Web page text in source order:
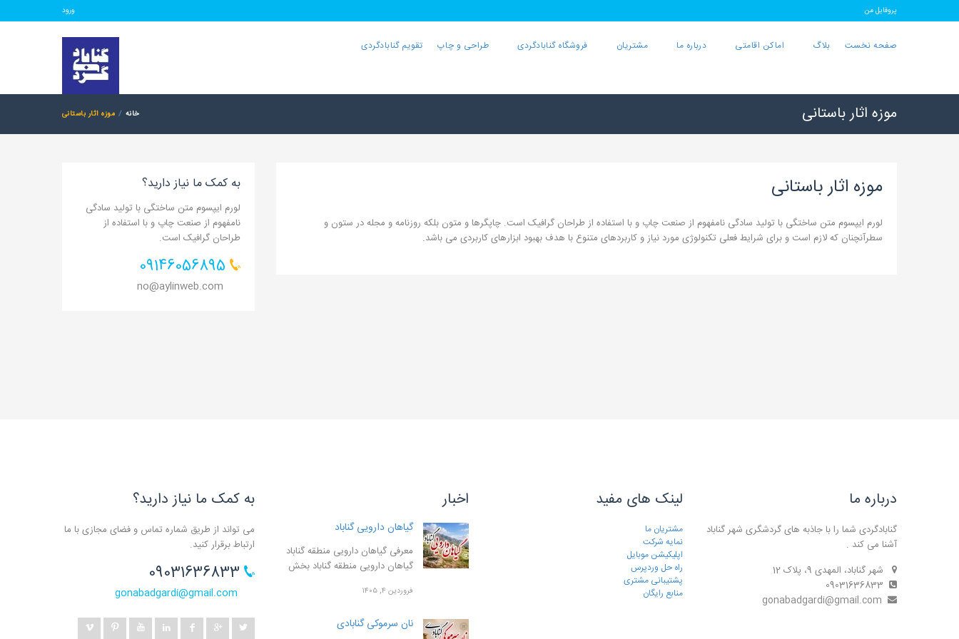
پروفایل من ورود
صفحه نخست بلاگ اماکن اقامتی درباره ما مشتریان فروشگاه گنابادگردی طراحی و چاپ تقویم گنابادگردی
موزه اثار باستانی خانه موزه اثار باستانی
موزه اثار باستانی
لورم ایپسوم متن ساختگی با تولید سادگی نامفهوم از صنعت چاپ و با استفاده از طراحان گرافیک است. چاپگرها و متون بلکه روزنامه و مجله در ستون و
سطرآنچنان که لازم است و برای شرایط فعلی تکنولوژی مورد نیاز و کاربردهای متنوع با هدف بهبود ابزارهای کاربردی می باشد.
به کمک ما نیاز دارید؟
لورم ایپسوم متن ساختگی با تولید سادگی
نامفهوم از صنعت چاپ و با استفاده از
طراحان گرافیک است.
no@aylinweb.com
درباره ما
گنابادگردی شما را با جاذبه های گردشگری شهر گناباد
آشنا می کند .
شهر گناباد، المهدی 9، پلاک 12
لینک های مفید
مشتریان ما
نمایه شرکت
اپلیکیشن موبایل
راه حل وردپرس
پشتیبانی مشتری
منابع رایگان
اخبار
گیاهان دارویی گناباد
معرفی گیاهان دارویی منطقه گناباد
گیاهان دارویی منطقه گناباد بخش
فروردین ۴, ۱۴۰۵
نان سرموکی گنابادی
به کمک ما نیاز دارید؟
می تواند از طریق شماره تماس و فضای مجازی با ما
ارتباط برقرار کنید.
gonabadgardi@gmail.com